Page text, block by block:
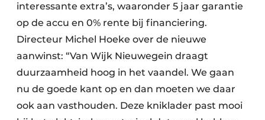
interessante extra’s, waaronder 5 jaar garantie
op de accu en 0% rente bij financiering.
Directeur Michel Hoeke over de nieuwe
aanwinst: “Van Wijk Nieuwegein draagt
duurzaamheid hoog in het vaandel. We gaan
nu de goede kant op en dan moeten we daar
ook aan vasthouden. Deze kniklader past mooi